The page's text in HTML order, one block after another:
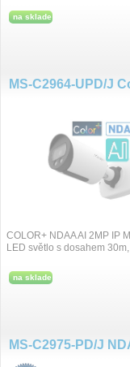
na sklade
COLOR+ NDAA AI 2MP IP
LED světlo s dosahem
na sklade